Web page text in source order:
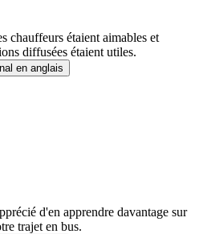
chauffeurs étaient aimables et
diffusées étaient utiles.
en anglais
d'en apprendre davantage sur
trajet en bus.